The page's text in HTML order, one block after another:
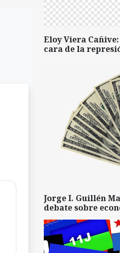
Eloy Viera
cara de la
Jorge I. Guillén
debate sobre